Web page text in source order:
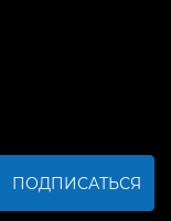
ПОДПИСАТЬСЯ